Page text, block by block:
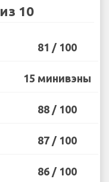
10
81 / 100
15 минивэны
88 / 100
87 / 100
86 / 100